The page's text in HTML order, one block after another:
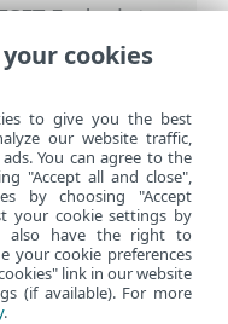
Endpoint
>
površini
cookies
to give you the best
our website traffic,
You can agree to the
"Accept all and close",
by choosing "Accept
your cookie settings by
also have the right to
your cookie preferences
link in our website
(if available). For more
.